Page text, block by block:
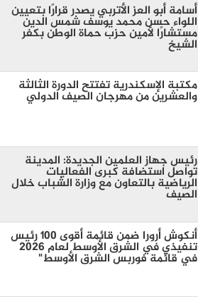
أسامة أبو العز الأتربي يصدر قرارًا بتعيين
اللواء حسن محمد يوسف شمس الدين
مستشارًا لأمين حزب حماة الوطن بكفر
الشيخ
مكتبة الإسكندرية تفتتح الدورة الثالثة
والعشرين من مهرجان الصيف الدولي
رئيس جهاز العلمين الجديدة: المدينة
تواصل استضافة كبرى الفعاليات
الرياضية بالتعاون مع وزارة الشباب خلال
الصيف
أنكوش أرورا ضمن قائمة أقوى 100 رئيس
تنفيذي في الشرق الأوسط لعام 2026
في قائمة فوربس الشرق الأوسط"